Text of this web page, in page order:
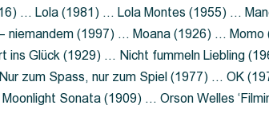
… Lola (1981) … Lola Montes (1955) …
niemandem (1997) … Moana (1926) …
ins Glück (1929) … Nicht fummeln Liebling
zum Spass, nur zum Spiel (1977) … OK
Sonata (1909) … Orson Welles